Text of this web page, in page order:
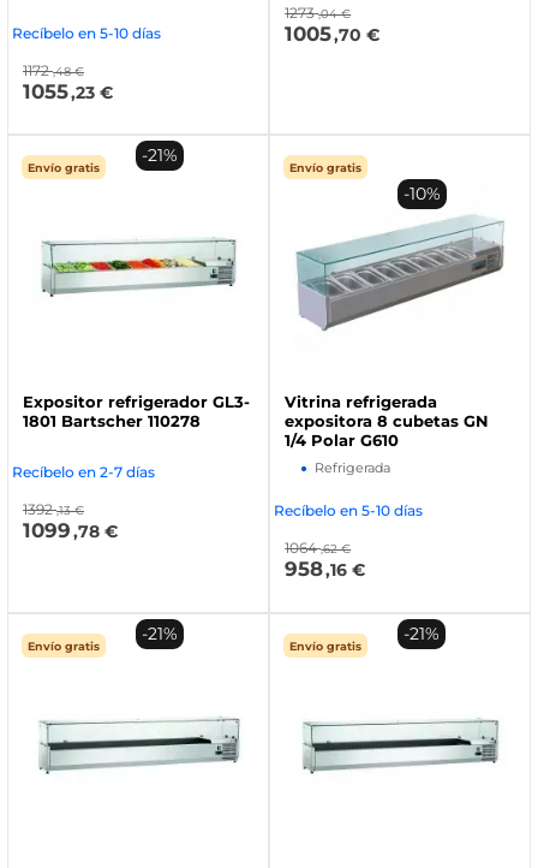
Recíbelo en 5-10 días
1172 ,48 €
1055,23 €
1273 ,04 €
1005,70 €
Envío gratis
Expositor refrigerador GL3-
1801 Bartscher 110278
Recíbelo en 2-7 días
1392 ,13 €
1099,78 €
-21%
Envío gratis
Vitrina refrigerada
expositora 8 cubetas GN
1/4 Polar G610
Refrigerada
Recíbelo en 5-10 días
1064 ,62 €
958,16 €
-10%
Envío gratis
-21%
Envío gratis
-21%